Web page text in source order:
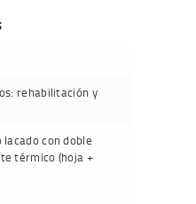
rehabilitación y
con doble
térmico (hoja +